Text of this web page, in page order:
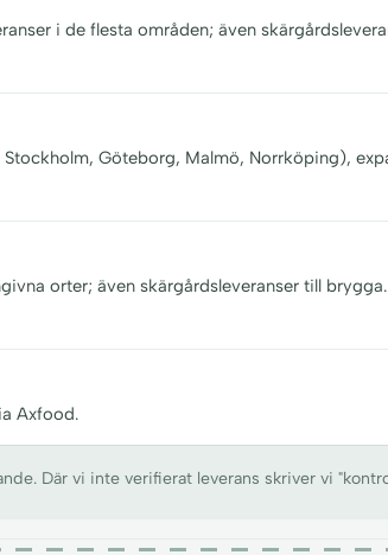
i de flesta områden; även
Göteborg, Malmö, Norrköping),
orter; även skärgårdsleveranser till brygga.
Axfood.
Där vi inte verifierat leverans skriver vi